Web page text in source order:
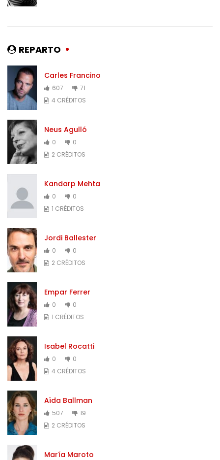
REPARTO
Carles Francino
607
71
4 CRÉDITOS
Neus Agulló
0
0
2 CRÉDITOS
Kandarp Mehta
0
0
1 CRÉDITOS
Jordi Ballester
0
0
2 CRÉDITOS
Empar Ferrer
0
0
1 CRÉDITOS
Isabel Rocatti
0
0
4 CRÉDITOS
Aïda Ballman
507
19
2 CRÉDITOS
María Maroto